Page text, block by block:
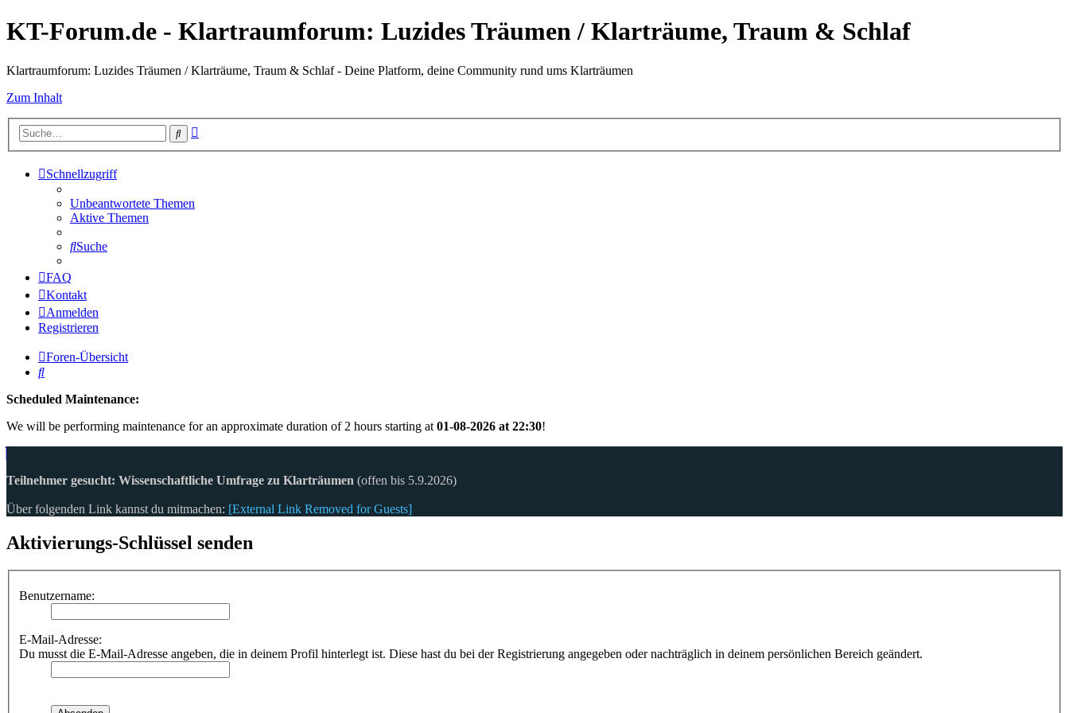
KT-Forum.de - Klartraumforum: Luzides Träumen / Klarträume, Traum & Schlaf
Klartraumforum: Luzides Träumen / Klarträume, Traum & Schlaf - Deine Platform, deine Community rund ums Klarträumen
Zum Inhalt
Suche
Schnellzugriff
Unbeantwortete Themen
Aktive Themen
Suche
FAQ
Kontakt
Anmelden
Registrieren
Foren-Übersicht
Suche
Scheduled Maintenance:
We will be performing maintenance for an approximate duration of 2 hours starting at01-08-2026 at 22:30!
Teilnehmer gesucht: Wissenschaftliche Umfrage zu Klarträumen (offen bis 5.9.2026)
Über folgenden Link kannst du mitmachen: [External Link Removed for Guests]
Aktivierungs-Schlüssel senden
Benutzername:
E-Mail-Adresse:
Du musst die E-Mail-Adresse angeben, die in deinem Profil hinterlegt ist. Diese hast du bei der Registrierung angegeben oder nachträglich in deinem persönlichen Bereich geändert.